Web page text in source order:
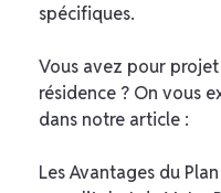
spécifiques.
Vous avez pour
résidence ? On vous
dans notre article :
Les Avantages du